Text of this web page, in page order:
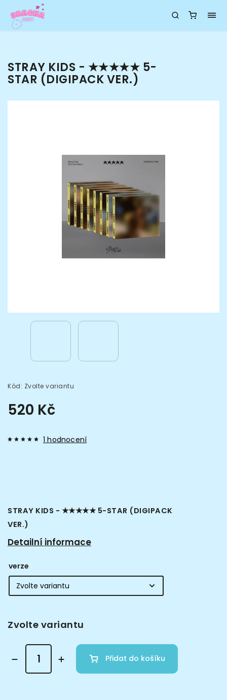
STRAY KIDS - ★★★★★ 5-
STAR (DIGIPACK VER.)
Kód: Zvolte variantu
520 Kč
1 hodnocení
STRAY KIDS - ★★★★★ 5-STAR (DIGIPACK
VER.)
Detailní informace
verze
Zvolte variantu
Přidat do košíku